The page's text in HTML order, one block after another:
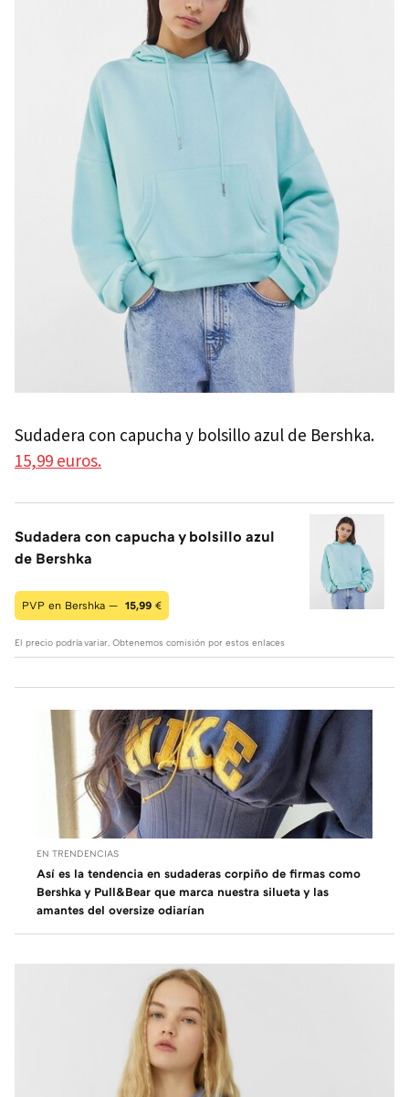
Sudadera con capucha y bolsillo azul de Bershka.
15,99 euros.
Sudadera con capucha y bolsillo azul
de Bershka
PVP en Bershka — 15,99 €
El precio podría variar. Obtenemos comisión por estos enlaces
EN TRENDENCIAS
Así es la tendencia en sudaderas corpiño de firmas como
Bershka y Pull&Bear que marca nuestra silueta y las
amantes del oversize odiarían